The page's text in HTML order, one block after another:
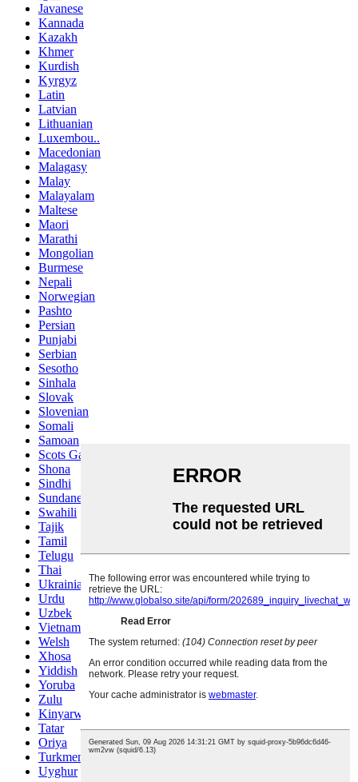
Javanese
Kannada
Kazakh
Khmer
Kurdish
Kyrgyz
Latin
Latvian
Lithuanian
Luxembou..
Macedonian
Malagasy
Malay
Malayalam
Maltese
Maori
Marathi
Mongolian
Burmese
Nepali
Norwegian
Pashto
Persian
Punjabi
Serbian
Sesotho
Sinhala
Slovak
Slovenian
Somali
Samoan
Scots Gaelic
Shona
Sindhi
Sundanese
Swahili
Tajik
Tamil
Telugu
Thai
Ukrainian
Urdu
Uzbek
Vietnamese
Welsh
Xhosa
Yiddish
Yoruba
Zulu
Kinyarwanda
Tatar
Oriya
Turkmen
Uyghur